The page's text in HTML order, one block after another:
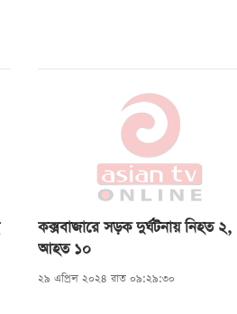
কক্সবাজারে সড়ক দুর্ঘটনায় নিহত ২,
আহত ১০
২৯ এপ্রিল ২০২৪ রাত ০৯:২৯:৩০